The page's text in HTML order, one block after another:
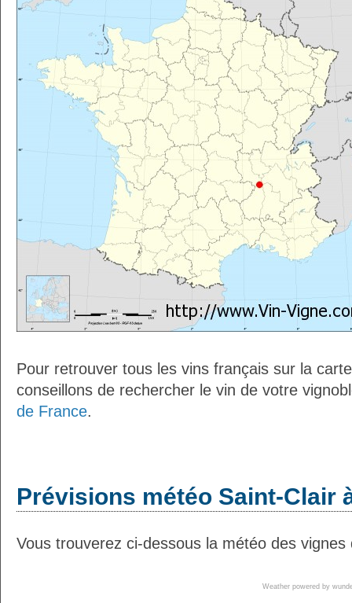
Pour retrouver tous les vins français sur la
conseillons de rechercher le vin de votre
de France.
Prévisions météo Saint-Clair
Vous trouverez ci-dessous la météo des
Weather powered by